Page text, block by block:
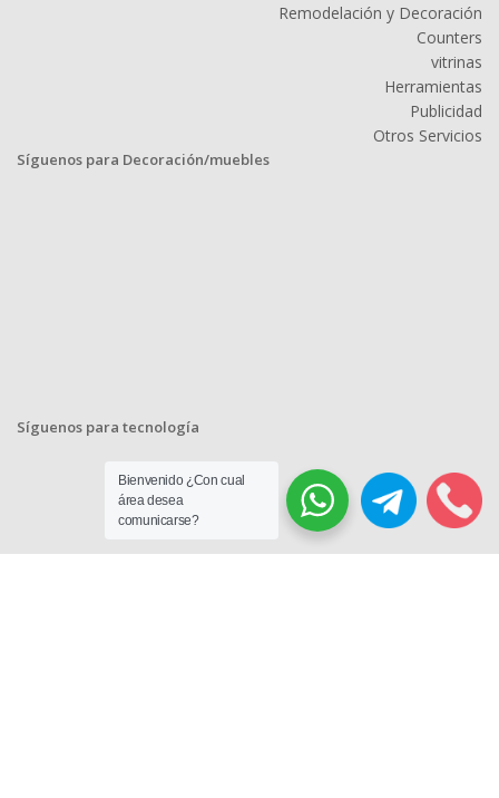
Remodelación y Decoración
Counters
vitrinas
Herramientas
Publicidad
Otros Servicios
Síguenos para Decoración/muebles
Síguenos para tecnología
Bienvenido ¿Con cual
área desea
comunicarse?